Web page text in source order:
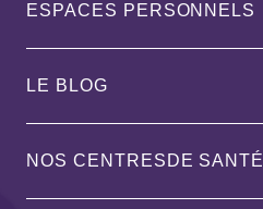
ESPACES PERSONNELS
LE BLOG
NOS CENTRESDE SANTÉ